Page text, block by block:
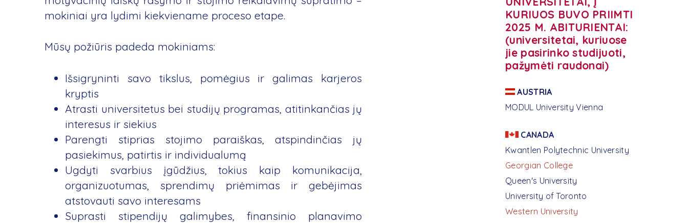
mokiniai yra lydimi kiekviename proceso etape.
Mūsų požiūris padeda mokiniams:
Išsigryninti savo tikslus, pomėgius ir galimas karjeros
kryptis
Atrasti universitetus bei studijų programas, atitinkančias jų
interesus ir siekius
Parengti stiprias stojimo paraiškas, atspindinčias jų
pasiekimus, patirtis ir individualumą
Ugdyti svarbius įgūdžius, tokius kaip komunikacija,
organizuotumas, sprendimų priėmimas ir gebėjimas
atstovauti savo interesams
Suprasti stipendijų galimybes, finansinio planavimo
KURIUOS BUVO PRIIMTI
2025 M. ABITURIENTAI:
(universitetai, kuriuose
jie pasirinko studijuoti,
pažymėti raudonai)
AUSTRIA
MODUL University Vienna
CANADA
Kwantlen Polytechnic University
Georgian College
Queen's University
University of Toronto
Western University